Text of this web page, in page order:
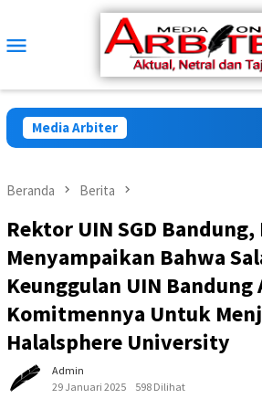
konten
Mobile
Media Arbiter
Beranda Berita
Rektor UIN SGD
Menyampaikan Bahwa
Keunggulan UIN Bandung
Komitmennya Untuk
Halalsphere University
Admin
29 Januari 2025
598 Dilihat